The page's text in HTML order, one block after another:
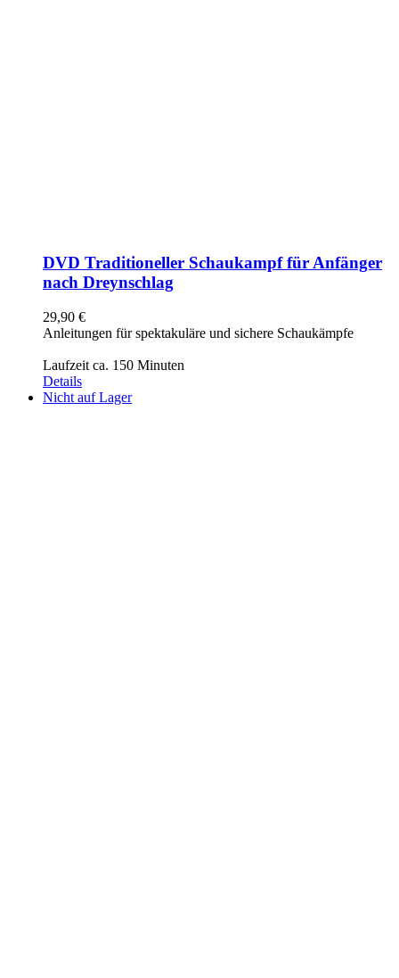
DVD Traditioneller Schaukampf für Anfänger
nach Dreynschlag
29,90 €
Anleitungen für spektakuläre und sichere Schaukämpfe
Laufzeit ca. 150 Minuten
Details
Nicht auf Lager